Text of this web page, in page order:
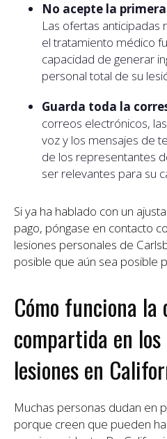
No acepte la
Las ofertas anticipadas
el tratamiento médico
capacidad de generar
personal total de su
Guarda toda la
correos electrónicos,
voz y los mensajes de
de los representantes
ser relevantes para su
Si ya ha hablado con un
pago, póngase en contacto
lesiones personales de
posible que aún sea posible
Cómo funciona la
compartida en los
lesiones en
Muchas personas dudan en
porque creen que pueden